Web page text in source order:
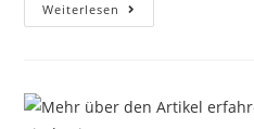
Weiterlesen